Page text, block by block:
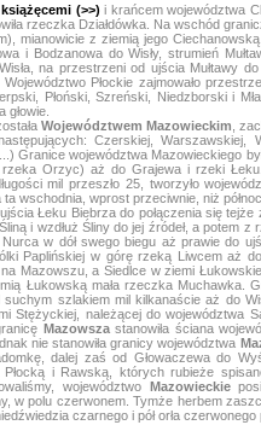
(>>) i krańcem województwa
rzeczka Działdówka. Na wschód
mianowicie z ziemią jego
i Bodzanowa do Wisły, strumień
na przestrzeni od ujścia Mułtawy
Płockie zajmowało
Płoński, Szreński, Niedzborski i
Województwem Mazowieckim ,
Czerskiej, Warszawskiej,
Granice województwa Mazowieckiego
Orzyc) aż do Grajewa i rzeki Łeku.
mil przeszło 25, tworzyło
wschodnia, wprost przeciwnie, niż
Łeku Biebrza do połączenia się
i wzdłuż Śliny do jej źródeł, a potem
w dół swego biegu aż prawie do
Paplińskiej w górę rzeką Liwcem aż
Mazowszu, a Siedlce w ziemi
Łukowską mała rzeczka Muchawka.
szlakiem mil kilkanaście aż do
Stężyckiej, należącej do województwa
Mazowszastanowiła ściana
nie stanowiła granicy województwa
dalej zaś od Głowaczewa do
i Rawską, których rubieże
województwo
Mazowieckie
w polu czerwonem. Tymże herbem
czarnego i pół orła czerwonego